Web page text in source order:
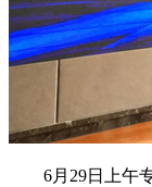
6月29日上午专